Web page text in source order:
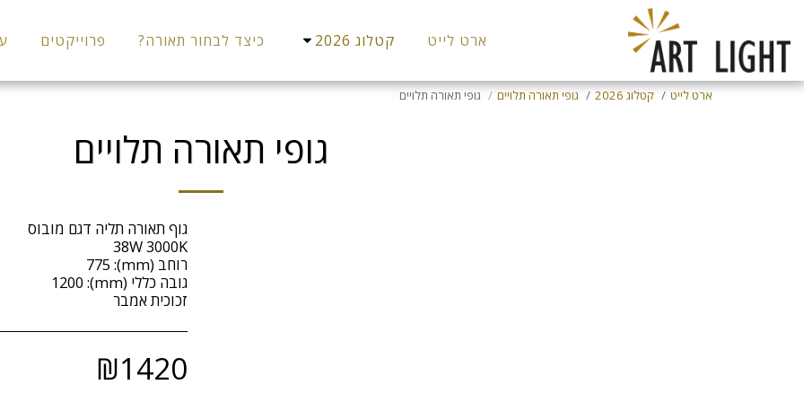
ארט לייט קטלוג 2026 כיצד לבחור תאורה? פרוייקטים
ארט לייט קטלוג 2026 גופי תאורה תלויים גופי תאורה תלויים
גופי תאורה תלויים
זכוכית אמבר
₪1420